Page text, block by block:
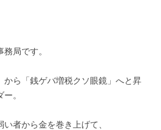
局です。
から「銭ゲバ増税クソ眼鏡」へと昇
。
者から金を巻き上げて、